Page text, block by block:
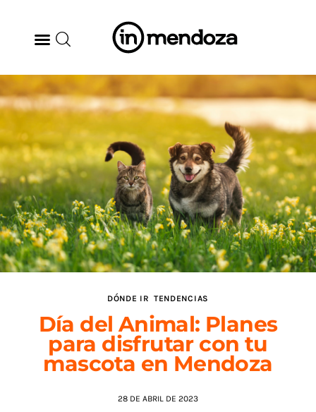
BODEGAS
GASTRONOMÍA
ARTE & CULTURA
MÚSICA
DÓNDE IR
TENDENCIAS
AGENDA
DÓNDE IR TENDENCIAS
Día del Animal: Planes
para disfrutar con tu
mascota en Mendoza
28 DE ABRIL DE 2023